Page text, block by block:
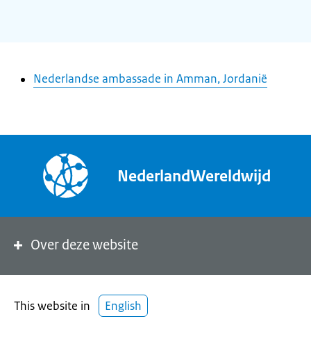
Nederlandse ambassade in Amman, Jordanië
NederlandWereldwijd
Over deze website
This website in English